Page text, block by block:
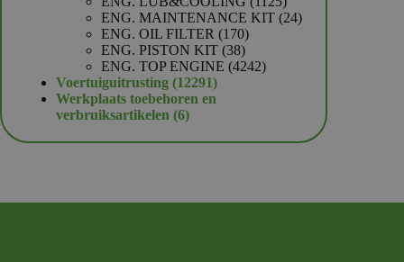
producten
ENG. MAINTENANCE KIT 2424
ENG. OIL FILTER 170170
producten
ENG. PISTON KIT 3838
producten
ENG. TOP ENGINE 42424242
Voertuiguitrusting 1229112291
producten
Werkplaats toebehoren en
verbruiksartikelen 66